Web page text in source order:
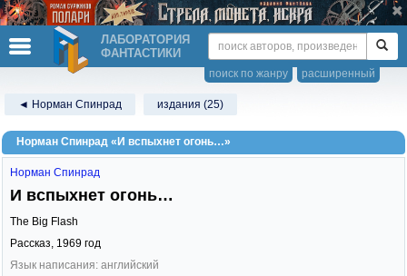
ЛАБОРАТОРИЯ
ФАНТАСТИКИ
расширенный
поиск по жанру
◄ Норман Спинрад издания (25)
Норман Спинрад «И вспыхнет огонь…»
Норман Спинрад
И вспыхнет огонь…
The Big Flash
Рассказ, 1969 год
Язык написания: английский